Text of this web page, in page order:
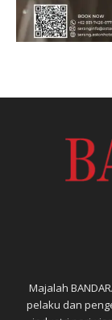
Majalah
pelaku dan